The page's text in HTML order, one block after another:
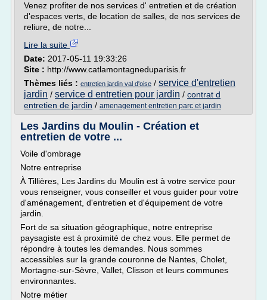
Venez profiter de nos services d' entretien et de création
d'espaces verts, de location de salles, de nos services de
reliure, de notre...
Lire la suite
Date: 2017-05-11 19:33:26
Site : http://www.catlamontagneduparisis.fr
Thèmes liés : entretien jardin val d'oise / service d'entretien
jardin / service d entretien pour jardin / contrat d
entretien de jardin / amenagement entretien parc et jardin
Les Jardins du Moulin - Création et
entretien de votre ...
Voile d'ombrage
Notre entreprise
À Tillières, Les Jardins du Moulin est à votre service pour
vous renseigner, vous conseiller et vous guider pour votre
d'aménagement, d'entretien et d'équipement de votre
jardin.
Fort de sa situation géographique, notre entreprise
paysagiste est à proximité de chez vous. Elle permet de
répondre à toutes les demandes. Nous sommes
accessibles sur la grande couronne de Nantes, Cholet,
Mortagne-sur-Sèvre, Vallet, Clisson et leurs communes
environnantes.
Notre métier